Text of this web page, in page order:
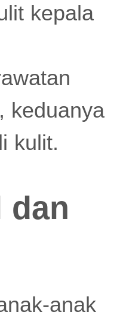
kepala
keduanya
kulit.
dan
anak